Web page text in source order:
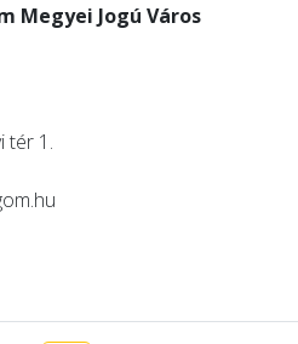
Megyei Jogú Város
tér 1.